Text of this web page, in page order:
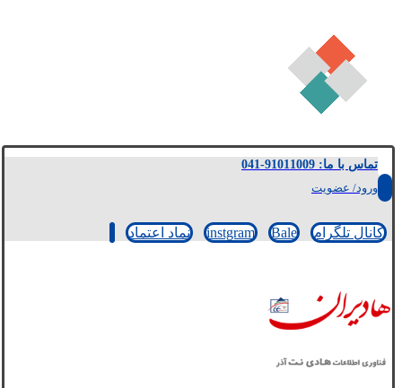
تماس با ما: 91011009-041
ورود/ عضویت
کانال تلگرام instgram Bale نماد اعتماد